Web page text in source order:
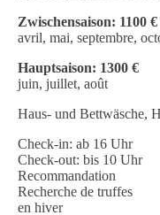
Zwischensaison: 1100 €
avril, mai, septembre,
Hauptsaison: 1300 €
juin, juillet, août
Haus- und Bettwäsche,
Check-in: ab 16 Uhr
Check-out: bis 10 Uhr
Recommandation
Recherche de truffes
en hiver